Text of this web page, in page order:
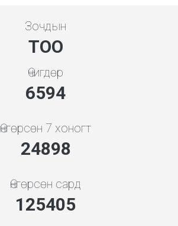
Зочдын
ТОО
Өчигдөр
7101
Өнгөрсөн 7 хоногт
26814
Өнгөрсөн сард
135051